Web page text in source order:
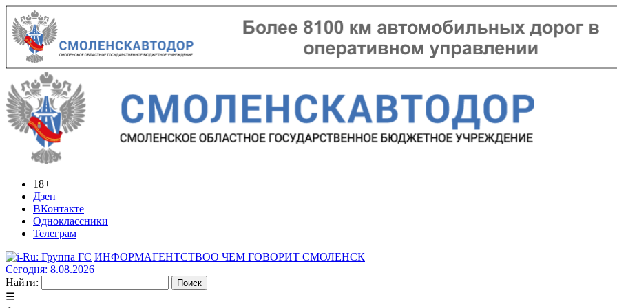
18+
Дзен
ВКонтакте
Одноклассники
Телеграм
ИНФОРМАГЕНТСТВОО ЧЕМ ГОВОРИТ СМОЛЕНСК
Сегодня: 8.08.2026
Найти:
☰